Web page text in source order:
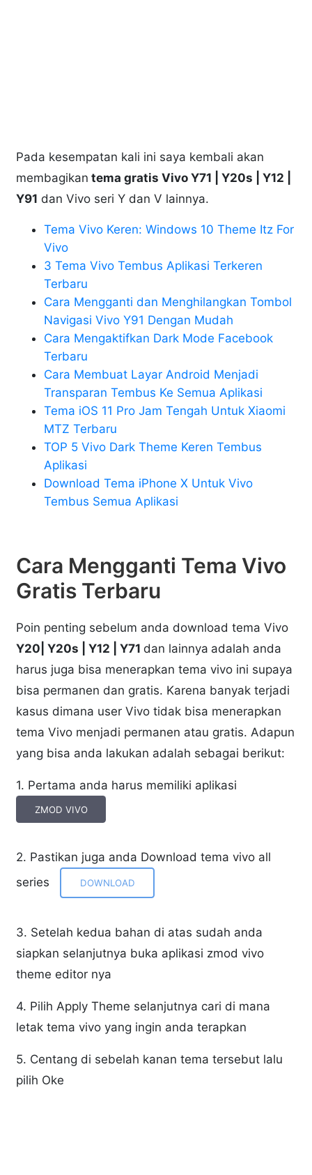
Pada kesempatan kali ini saya kembali akan
membagikan tema gratis Vivo Y71 | Y20s | Y12 |
Y91 dan Vivo seri Y dan V lainnya.
Tema Vivo Keren: Windows 10 Theme Itz For
Vivo
3 Tema Vivo Tembus Aplikasi Terkeren
Terbaru
Cara Mengganti dan Menghilangkan Tombol
Navigasi Vivo Y91 Dengan Mudah
Cara Mengaktifkan Dark Mode Facebook
Terbaru
Cara Membuat Layar Android Menjadi
Transparan Tembus Ke Semua Aplikasi
Tema iOS 11 Pro Jam Tengah Untuk Xiaomi
MTZ Terbaru
TOP 5 Vivo Dark Theme Keren Tembus
Aplikasi
Download Tema iPhone X Untuk Vivo
Tembus Semua Aplikasi
Cara Mengganti Tema Vivo
Gratis Terbaru
Poin penting sebelum anda download tema Vivo
Y20| Y20s | Y12 | Y71 dan lainnya adalah anda
harus juga bisa menerapkan tema vivo ini supaya
bisa permanen dan gratis. Karena banyak terjadi
kasus dimana user Vivo tidak bisa menerapkan
tema Vivo menjadi permanen atau gratis. Adapun
yang bisa anda lakukan adalah sebagai berikut:
1. Pertama anda harus memiliki aplikasi
ZMOD VIVO
2. Pastikan juga anda Download tema vivo all
series
DOWNLOAD
3. Setelah kedua bahan di atas sudah anda
siapkan selanjutnya buka aplikasi zmod vivo
theme editor nya
4. Pilih Apply Theme selanjutnya cari di mana
letak tema vivo yang ingin anda terapkan
5. Centang di sebelah kanan tema tersebut lalu
pilih Oke